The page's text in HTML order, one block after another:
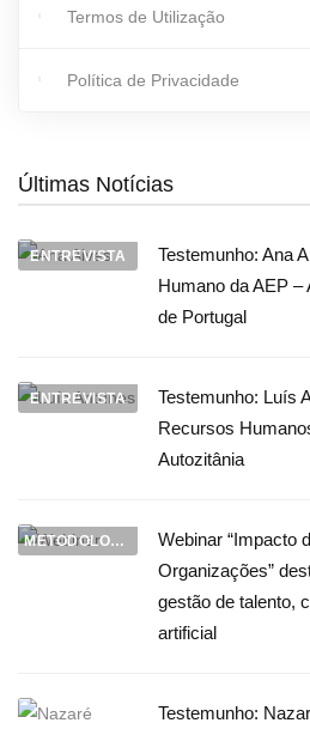
Termos de Utilização
Política de Privacidade
Últimas Notícias
ENTREVISTA
Testemunho: Ana
Humano da AEP
de Portugal
ENTREVISTA
Testemunho: Luís
Recursos
Autozitânia
METODOLOGIA DISC
Webinar “Impacto
Organizações”
gestão de talento,
artificial
Testemunho: